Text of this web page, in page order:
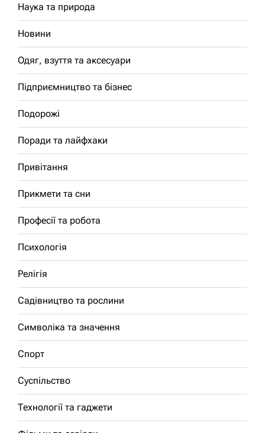
Наука та природа
Новини
Одяг, взуття та аксесуари
Підприємництво та бізнес
Подорожі
Поради та лайфхаки
Привітання
Прикмети та сни
Професії та робота
Психологія
Релігія
Садівництво та рослини
Символіка та значення
Спорт
Суспільство
Технології та гаджети